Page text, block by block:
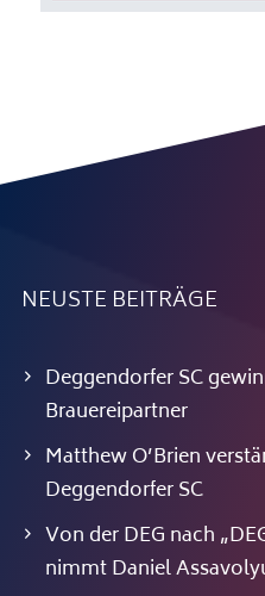
NEUSTE BEITRÄGE
Deggendorfer SC
Brauereipartner
Matthew O’Brien
Deggendorfer SC
Von der DEG nach
nimmt Daniel